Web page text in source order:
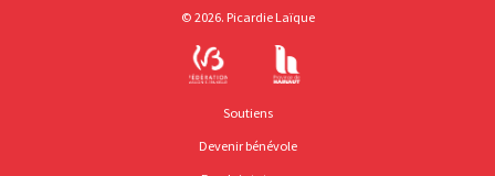
© 2026. Picardie Laïque
Soutiens
Devenir bénévole